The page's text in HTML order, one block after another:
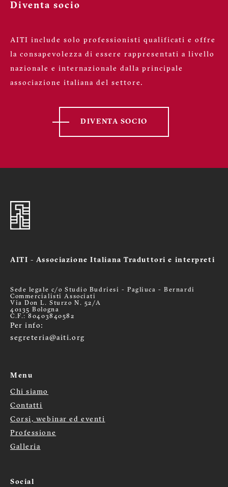
Diventa socio
AITI include solo professionisti qualificati e offre
la consapevolezza di essere rappresentati a livello
nazionale e internazionale dalla principale
associazione italiana del settore.
DIVENTA SOCIO
AITI - Associazione Italiana Traduttori e interpreti
Sede legale c/o Studio Budriesi - Pagliuca - Bernardi
Commercialisti Associati
Via Don L. Sturzo N. 52/A
40135 Bologna
C.F.: 80403840582
Per info:
segreteria@aiti.org
Menu
Menù
footer
Chi siamo
Contatti
Corsi, webinar ed eventi
Professione
Galleria
Social